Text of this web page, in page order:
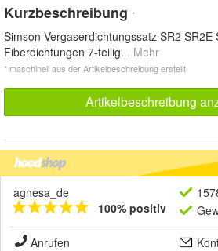
Kurzbeschreibung *
Simson Vergaserdichtungssatz SR2 SR2E
Fiberdichtungen 7-teilig... Mehr
* maschinell aus der Artikelbeschreibung erstellt
Artikelbeschreibung
agnesa_de
100% positiv
Anrufen